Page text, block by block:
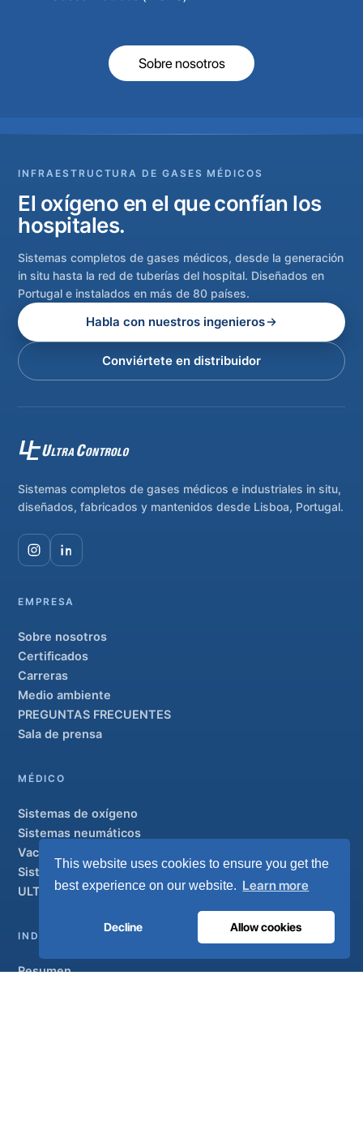
This website uses cookies to ensure you get the
best experience on our website. Learn more
Decline Allow cookies
Sobre nosotros
INFRAESTRUCTURA DE GASES MÉDICOS
El oxígeno en el que confían los
hospitales.
Sistemas completos de gases médicos, desde la generación
in situ hasta la red de tuberías del hospital. Diseñados en
Portugal e instalados en más de 80 países.
Habla con nuestros ingenieros
Conviértete en distribuidor
Sistemas completos de gases médicos e industriales in situ,
diseñados, fabricados y mantenidos desde Lisboa, Portugal.
EMPRESA
Sobre nosotros
Certificados
Carreras
Medio ambiente
PREGUNTAS FRECUENTES
Sala de prensa
MÉDICO
Sistemas de oxígeno
Sistemas neumáticos
Vacuum y AGSS
Sistemas de tuberías
ULTRAOX
Modelo insignia
INDUSTRIAL
Resumen